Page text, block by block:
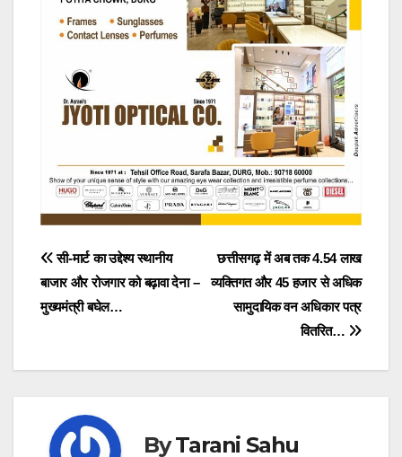
Post
navigation
छत्तीसगढ़ में अब तक 4.54 लाख
व्यक्तिगत और 45 हजार से अधिक
सामुदायिक वन अधिकार पत्र
वितरित…
सी-मार्ट का उद्देश्य स्थानीय
बाजार और रोजगार को बढ़ावा देना –
मुख्यमंत्री बघेल…
ByTarani Sahu